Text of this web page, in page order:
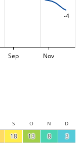
-4
Sep Nov
S O N D
18 13 8 3